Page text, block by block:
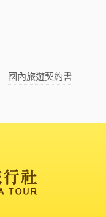
國內旅遊契約書